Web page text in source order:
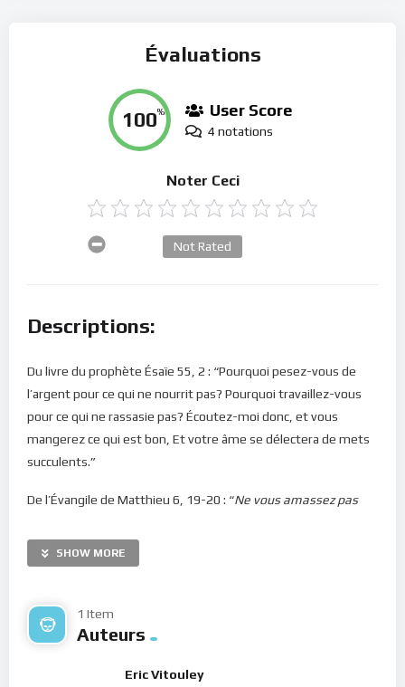
Évaluations
100% User Score
4 notations
Noter Ceci
Not Rated
Descriptions:
Du livre du prophète Ésaïe 55, 2 : “Pourquoi pesez-vous de
l’argent pour ce qui ne nourrit pas? Pourquoi travaillez-vous
pour ce qui ne rassasie pas? Écoutez-moi donc, et vous
mangerez ce qui est bon, Et votre âme se délectera de mets
succulents.”
De l’Évangile de Matthieu 6, 19-20 : “Ne vous amassez pas
où les voleurs percent et dérobent; mais amassez-vous des
trésors dans le ciel, où la teigne et la rouille ne détruisent
Dans le psaume 82 au verset 6, le Seigneur prononça, par la
dieux, Vous êtes tous des fils du Très-Haut
SHOW MORE
1 Item
Auteurs
Eric Vitouley